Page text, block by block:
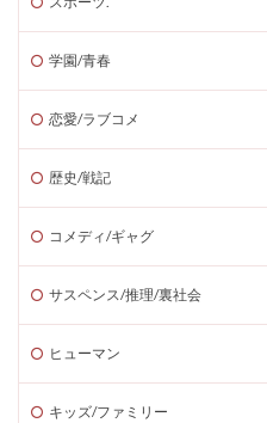
学園/青春
恋愛/ラブコメ
歴史/戦記
コメディ/ギャグ
サスペンス/推理/裏社会
ヒューマン
キッズ/ファミリー